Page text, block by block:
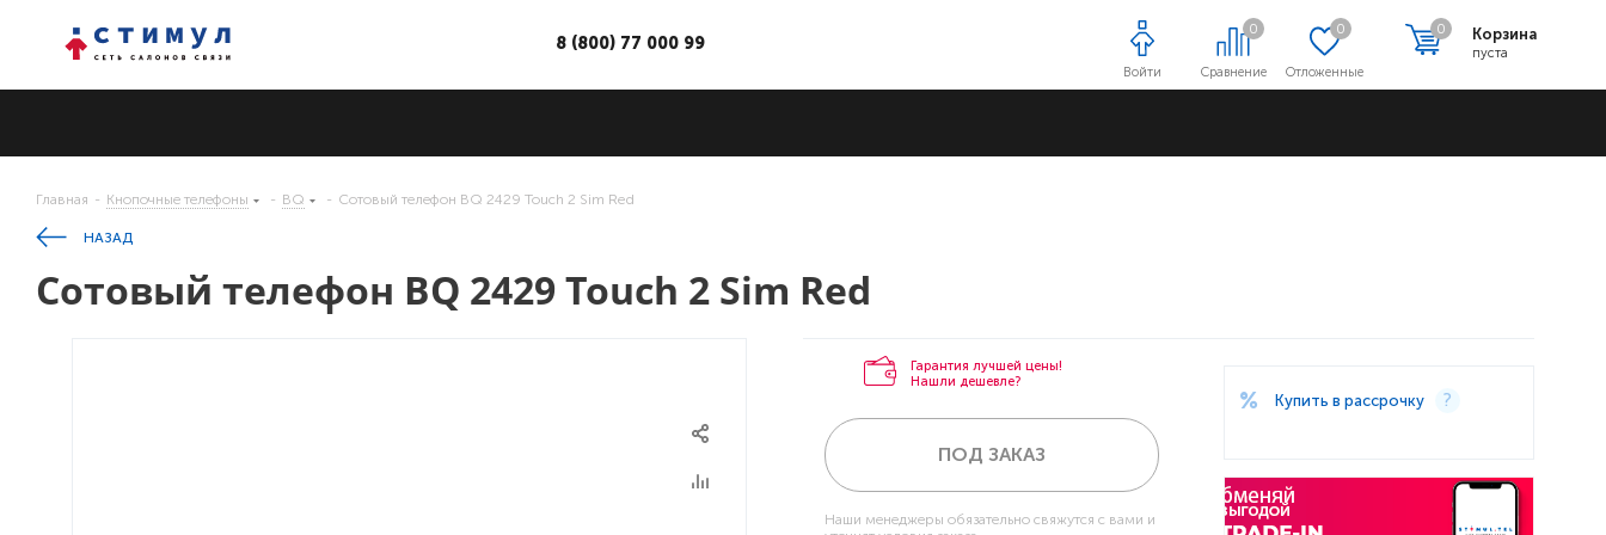
Сравнение
0
Отложенные
0 Корзина
пуста
0
Войти
8 (800) 77 000 99
Главная - Кнопочные телефоны - BQ - Cотовый телефон BQ 2429 Touch 2 Sim Red
НАЗАД
Cотовый телефон BQ 2429 Touch 2 Sim Red
Гарантия лучшей цены!
Нашли дешевле?
ПОД ЗАКАЗ
Наши менеджеры обязательно свяжутся с вами и
Купить в рассрочку